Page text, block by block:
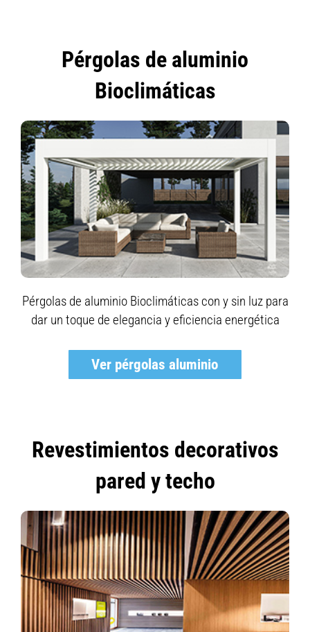
Pérgolas de aluminio
Bioclimáticas
Pérgolas de aluminio Bioclimáticas con y sin luz para
dar un toque de elegancia y eficiencia energética
Ver pérgolas aluminio
Revestimientos decorativos
pared y techo